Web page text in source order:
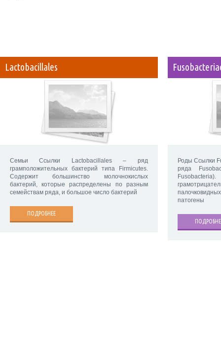
Lactobacillales
Семьи Ссылки Lactobacillales – ряд
грамположительных бактерий типа Firmicutes.
Содержит большинство молочнокислых
бактерий, которые распределены по разным
семействам ряда, и большое число бактерий
ПОДРОБНЕЕ
Роды Ссылки
ряда
патогены